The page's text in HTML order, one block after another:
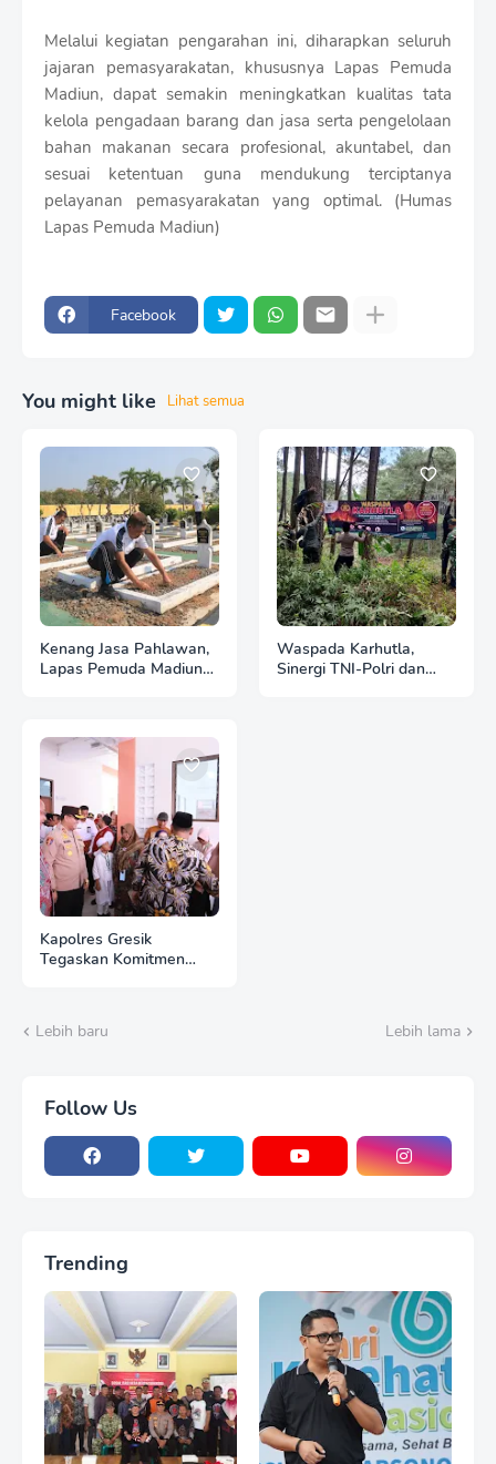
Melalui kegiatan pengarahan ini, diharapkan seluruh
jajaran pemasyarakatan, khususnya Lapas Pemuda
Madiun, dapat semakin meningkatkan kualitas tata
kelola pengadaan barang dan jasa serta pengelolaan
bahan makanan secara profesional, akuntabel, dan
sesuai ketentuan guna mendukung terciptanya
pelayanan pemasyarakatan yang optimal. (Humas
Lapas Pemuda Madiun)
Facebook
You might like Lihat semua
Kenang Jasa Pahlawan,
Lapas Pemuda Madiun
Waspada Karhutla,
Sinergi TNI-Polri dan
Kapolres Gresik
Tegaskan Komitmen
Lebih baru
Lebih lama
Follow Us
Trending